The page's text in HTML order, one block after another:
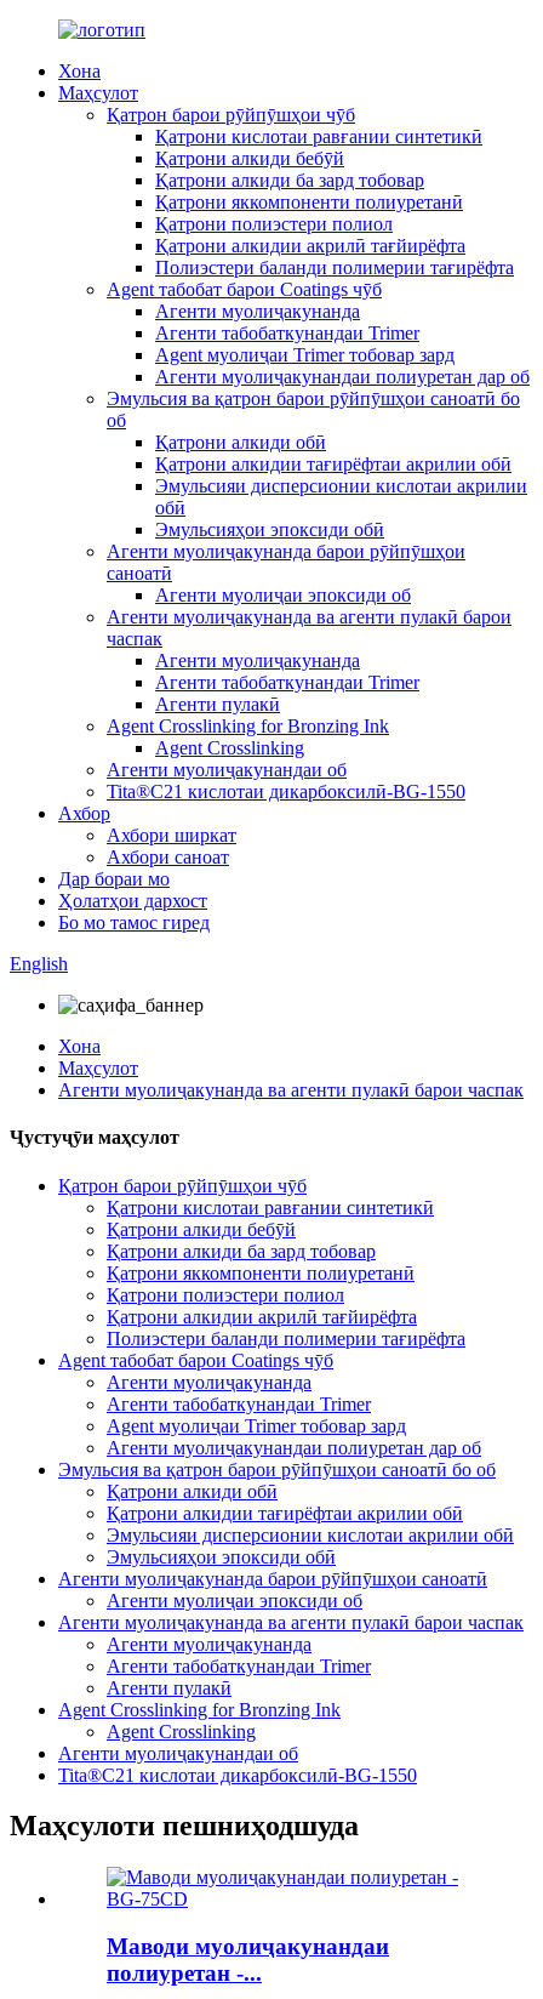
Хона
Маҳсулот
Қатрон барои рӯйпӯшҳои чӯб
Қатрони кислотаи равғании синтетикӣ
Қатрони алкиди бебӯй
Қатрони алкиди ба зард тобовар
Қатрони яккомпоненти полиуретанӣ
Қатрони полиэстери полиол
Қатрони алкидии акрилӣ тағйирёфта
Полиэстери баланди полимерии тағирёфта
Agent табобат барои Coatings чӯб
Агенти муолиҷакунанда
Агенти табобаткунандаи Trimer
Agent муолиҷаи Trimer тобовар зард
Агенти муолиҷакунандаи полиуретан дар об
Эмульсия ва қатрон барои рӯйпӯшҳои саноатӣ бо
об
Қатрони алкиди обӣ
Қатрони алкидии тағирёфтаи акрилии обӣ
Эмульсияи дисперсионии кислотаи акрилии
обӣ
Эмульсияҳои эпоксиди обӣ
Агенти муолиҷакунанда барои рӯйпӯшҳои
саноатӣ
Агенти муолиҷаи эпоксиди об
Агенти муолиҷакунанда ва агенти пулакӣ барои
часпак
Агенти муолиҷакунанда
Агенти табобаткунандаи Trimer
Агенти пулакӣ
Agent Crosslinking for Bronzing Ink
Agent Crosslinking
Агенти муолиҷакунандаи об
Tita®C21 кислотаи дикарбоксилӣ-BG-1550
Ахбор
Ахбори ширкат
Ахбори саноат
Дар бораи мо
Ҳолатҳои дархост
Бо мо тамос гиред
English
Хона
Маҳсулот
Агенти муолиҷакунанда ва агенти пулакӣ барои часпак
Ҷустуҷӯи маҳсулот
Қатрон барои рӯйпӯшҳои чӯб
Қатрони кислотаи равғании синтетикӣ
Қатрони алкиди бебӯй
Қатрони алкиди ба зард тобовар
Қатрони яккомпоненти полиуретанӣ
Қатрони полиэстери полиол
Қатрони алкидии акрилӣ тағйирёфта
Полиэстери баланди полимерии тағирёфта
Agent табобат барои Coatings чӯб
Агенти муолиҷакунанда
Агенти табобаткунандаи Trimer
Agent муолиҷаи Trimer тобовар зард
Агенти муолиҷакунандаи полиуретан дар об
Эмульсия ва қатрон барои рӯйпӯшҳои саноатӣ бо об
Қатрони алкиди обӣ
Қатрони алкидии тағирёфтаи акрилии обӣ
Эмульсияи дисперсионии кислотаи акрилии обӣ
Эмульсияҳои эпоксиди обӣ
Агенти муолиҷакунанда барои рӯйпӯшҳои саноатӣ
Агенти муолиҷаи эпоксиди об
Агенти муолиҷакунанда ва агенти пулакӣ барои часпак
Агенти муолиҷакунанда
Агенти табобаткунандаи Trimer
Агенти пулакӣ
Agent Crosslinking for Bronzing Ink
Agent Crosslinking
Агенти муолиҷакунандаи об
Tita®C21 кислотаи дикарбоксилӣ-BG-1550
Маҳсулоти пешниҳодшуда
Маводи муолиҷакунандаи
полиуретан -...